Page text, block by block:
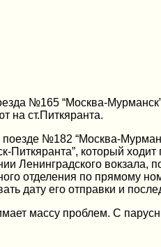
№165 “Москва-
на ст.Питкяранта.
№182 “Москва-
Питкяранта”, который
Ленинградского вокзала,
отделения по прямому
дату его отправки и
массу проблем. С